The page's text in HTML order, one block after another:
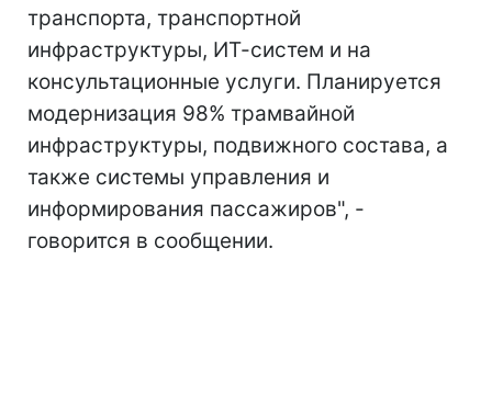
транспорта, транспортной
инфраструктуры, ИТ-систем и на
консультационные услуги. Планируется
модернизация 98% трамвайной
инфраструктуры, подвижного состава, а
также системы управления и
информирования пассажиров", -
говорится в сообщении.